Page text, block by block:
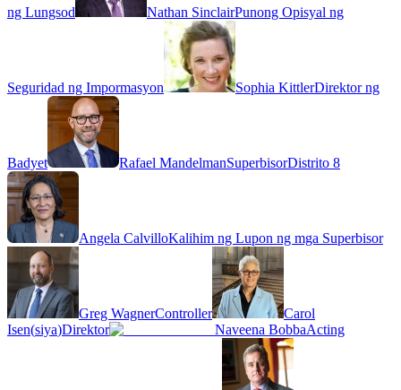
ng Lungsod Nathan SinclairPunong Opisyal ng
Seguridad ng Impormasyon Sophia KittlerDirektor ng
Badyet Rafael MandelmanSuperbisorDistrito 8
Angela CalvilloKalihim ng Lupon ng mga Superbisor
Greg WagnerController
Carol
Isen(siya)Direktor Naveena BobbaActing